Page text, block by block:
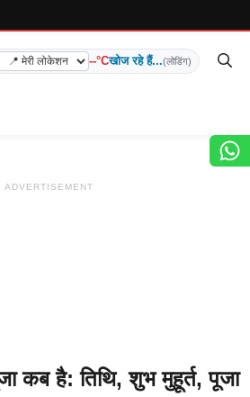
--°Cखोज रहे हैं...(लोडिंग)
ADVERTISEMENT
कब है: तिथि, शुभ मुहूर्त, पूजा